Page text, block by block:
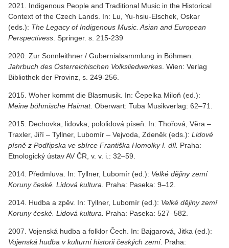
2021. Indigenous People and Traditional Music in the Historical
Context of the Czech Lands. In: Lu, Yu-hsiu-Elschek, Oskar
(eds.): The Legacy of Indigenous Music. Asian and European
Perspectivess. Springer. s. 215-239
2020. Zur Sonnleithner / Gubernialsammlung in Böhmen.
Jahrbuch des Österreichischen Volksliedwerkes. Wien: Verlag
Bibliothek der Provinz, s. 249-256.
2015. Woher kommt die Blasmusik. In: Čepelka Miloň (ed.):
Meine böhmische Haimat. Oberwart: Tuba Musikverlag: 62–71.
2015. Dechovka, lidovka, pololidová píseň. In: Thořová, Věra –
Traxler, Jiří – Tyllner, Lubomír – Vejvoda, Zdeněk (eds.): Lidové
písně z Podřipska ve sbírce Františka Homolky I. díl. Praha:
Etnologický ústav AV ČR, v. v. i.: 32–59.
2014. Předmluva. In: Tyllner, Lubomír (ed.): Velké dějiny zemí
Koruny české. Lidová kultura. Praha: Paseka: 9–12.
2014. Hudba a zpěv. In: Tyllner, Lubomír (ed.): Velké dějiny zemí
Koruny české. Lidová kultura. Praha: Paseka: 527–582.
2007. Vojenská hudba a folklor Čech. In: Bajgarová, Jitka (ed.):
Vojenská hudba v kulturní historii českých zemí. Praha: